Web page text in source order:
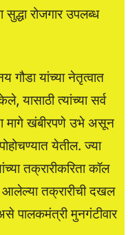
सुद्धा रोजगार उपलब्ध
गौडा यांच्या नेतृत्वात
यासाठी त्यांच्या सर्व
मागे खंबीरपणे उभे असून
येतील. ज्या
तक्रारीकरिता कॉल
तक्रारीची दखल
पालकमंत्री मुनगंटीवार